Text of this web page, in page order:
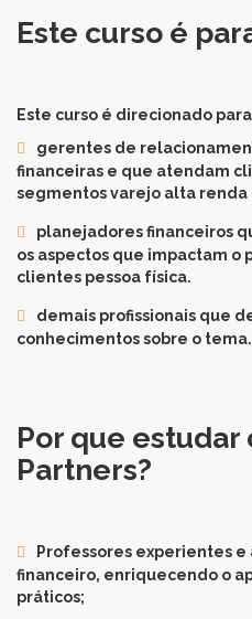
Este curso é
Este curso é direcionado
gerentes de
financeiras e que atendam
segmentos varejo alta renda
planejadores financeiros
os aspectos que impactam
clientes pessoa física.
demais profissionais que
conhecimentos sobre o tema.
Por que estudar
Partners?
Professores experientes
financeiro, enriquecendo o
práticos;